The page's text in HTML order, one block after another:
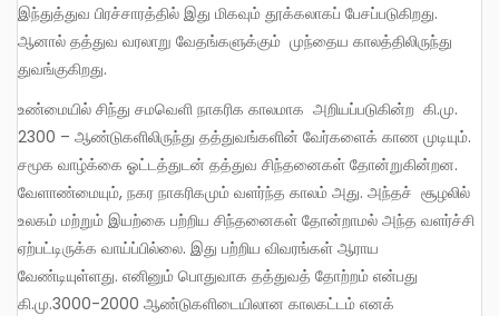
இந்துத்துவ பிரச்சாரத்தில் இது மிகவும் தூக்கலாகப் பேசப்படுகிறது.
ஆனால் தத்துவ வரலாறு வேதங்களுக்கும் முந்தைய காலத்திலிருந்து
துவங்குகிறது.
உண்மையில் சிந்து சமவெளி நாகரிக காலமாக அறியப்படுகின்ற கி.மு.
2300 – ஆண்டுகளிலிருந்து தத்துவங்களின் வேர்களைக் காண முடியும்.
சமூக வாழ்க்கை ஓட்டத்துடன் தத்துவ சிந்தனைகள் தோன்றுகின்றன.
வேளாண்மையும், நகர நாகரிகமும் வளர்ந்த காலம் அது. அந்தச் சூழலில்
உலகம் மற்றும் இயற்கை பற்றிய சிந்தனைகள் தோன்றாமல் அந்த வளர்ச்சி
ஏற்பட்டிருக்க வாய்ப்பில்லை. இது பற்றிய விவரங்கள் ஆராய
வேண்டியுள்ளது. எனினும் பொதுவாக தத்துவத் தோற்றம் என்பது
கி.மு.3000-2000 ஆண்டுகளிடையிலான காலகட்டம் எனக்